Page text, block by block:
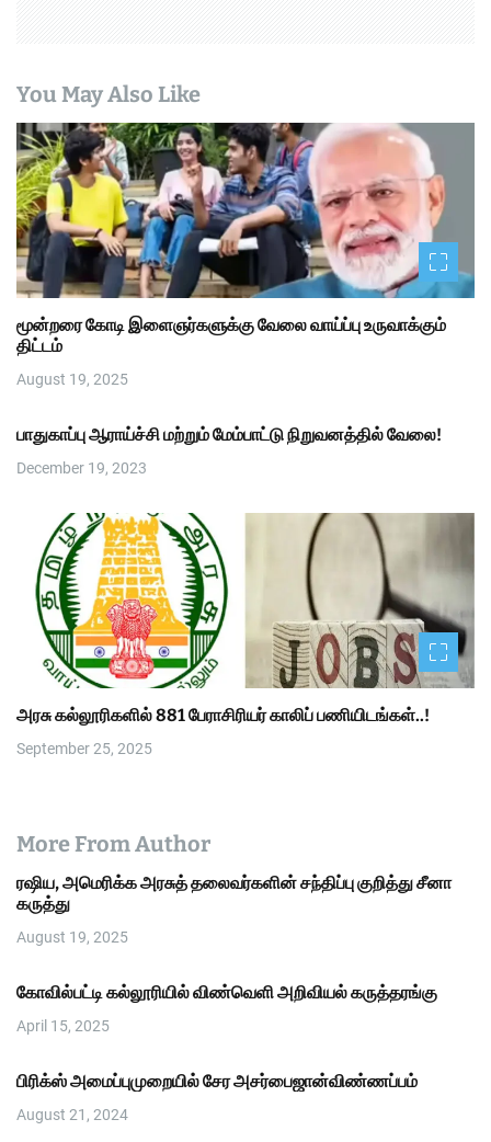
You May Also Like
மூன்றரை கோடி இளைஞர்களுக்கு வேலை வாய்ப்பு உருவாக்கும்
திட்டம்
August 19, 2025
பாதுகாப்பு ஆராய்ச்சி மற்றும் மேம்பாட்டு நிறுவனத்தில் வேலை!
December 19, 2023
அரசு கல்லூரிகளில் 881 பேராசிரியர் காலிப் பணியிடங்கள்..!
September 25, 2025
More From Author
ரஷிய, அமெரிக்க அரசுத் தலைவர்களின் சந்திப்பு குறித்து சீனா
கருத்து
August 19, 2025
கோவில்பட்டி கல்லூரியில் விண்வெளி அறிவியல் கருத்தரங்கு
April 15, 2025
பிரிக்ஸ் அமைப்புமுறையில் சேர அசர்பைஜான்விண்ணப்பம்
August 21, 2024